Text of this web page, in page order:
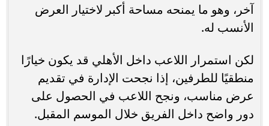
آخر، وهو ما يمنحه مساحة أكبر لاختيار العرض
الأنسب له.
لكن استمرار اللاعب داخل الأهلي قد يكون خيارًا
منطقيًا للطرفين، إذا نجحت الإدارة في تقديم
عرض مناسب، ونجح اللاعب في الحصول على
دور واضح داخل الفريق خلال الموسم المقبل.